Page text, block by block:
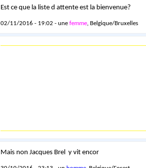
Est ce que la liste d attente est la bienvenue?
02/11/2016 - 19:02 - une femme, Belgique/Bruxelles
Mais non Jacques Brel y vit encor